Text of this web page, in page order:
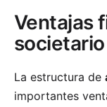
Ventajas
La estructura de
importantes